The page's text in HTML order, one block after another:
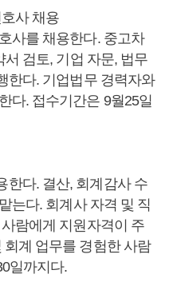
사 채용
사를 채용한다. 중고차
검토, 기업 자문, 법무
한다. 기업법무 경력자와
다. 접수기간은 9월25일
한다. 결산, 회계감사 수
는다. 회계사 자격 및 직
람에게 지원자격이 주
계 업무를 경험한 사람
일까지다.